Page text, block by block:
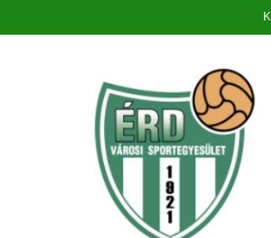
Történelmet írt az I. Érdi
Ellenfelünk visszalépése
Kezdődik a
Történelmet írt az I. Érdi